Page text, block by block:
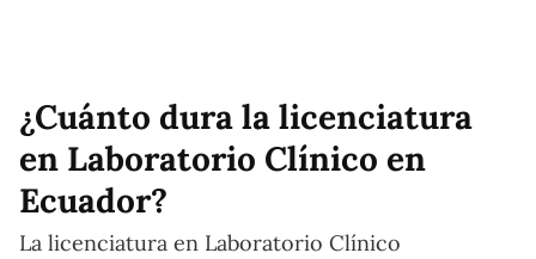
¿Cuánto dura la licenciatura
en Laboratorio Clínico en
Ecuador?
La licenciatura en Laboratorio Clínico